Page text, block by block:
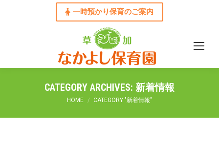
一時預かり保育のご案内
CATEGORY ARCHIVES: 新着情報
You are here:
HOME CATEGORY "新着情報"